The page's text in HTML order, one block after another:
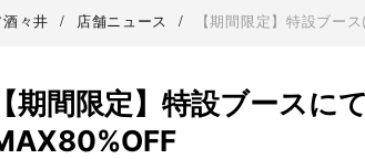
々井 / 店舗ニュース / 【期間限定】特設ブー
【期間限定】特設ブースに